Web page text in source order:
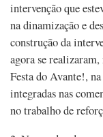
intervenção que
na dinamização e
construção da
agora se
Festa do Avante!,
integradas nas
no trabalho de